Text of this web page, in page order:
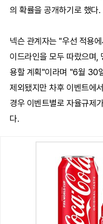
의 확률을 공개하기로 했다.
넥슨 관계자는 "우선 적용
이드라인을 모두 따랐으며,
용할 계획"이라며 "6월 30
제외됐지만 차후 이벤트에
경우 이벤트별로 자율규제
다.